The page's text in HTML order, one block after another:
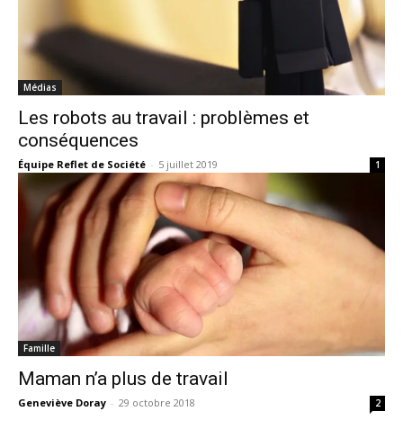
Médias
Les robots au travail : problèmes et
conséquences
Équipe Reflet de Société - 5 juillet 2019 1
Famille
Maman n’a plus de travail
Geneviève Doray - 29 octobre 2018 2